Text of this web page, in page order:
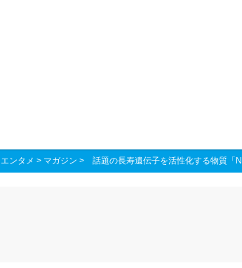
エンタメ > マガジン > 話題の長寿遺伝子を活性化する物質